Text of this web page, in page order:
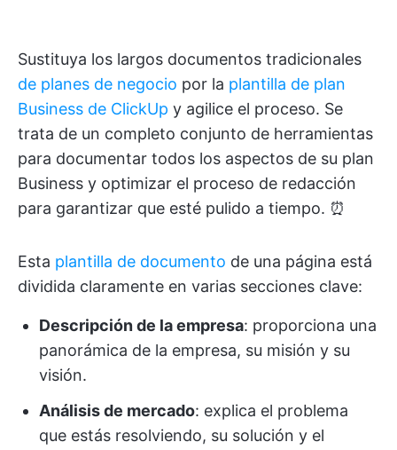
Sustituya los largos documentos tradicionales
de planes de negocio por la plantilla de plan
Business de ClickUp y agilice el proceso. Se
trata de un completo conjunto de herramientas
para documentar todos los aspectos de su plan
Business y optimizar el proceso de redacción
para garantizar que esté pulido a tiempo. ⏰
Esta plantilla de documento de una página está
dividida claramente en varias secciones clave:
Descripción de la empresa: proporciona una
panorámica de la empresa, su misión y su
visión.
Análisis de mercado: explica el problema
que estás resolviendo, su solución y el